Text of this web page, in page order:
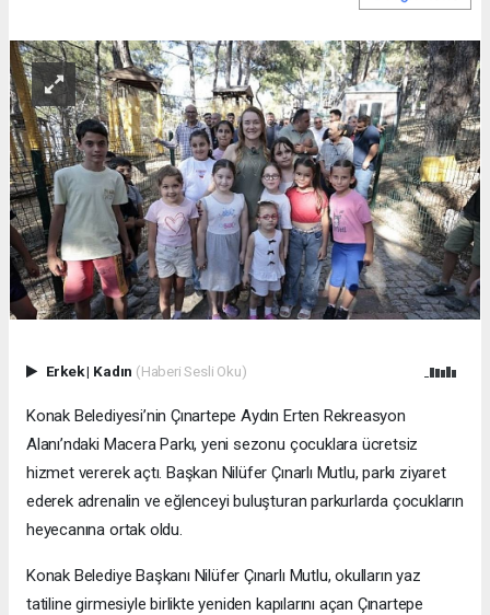
Erkek| Kadın (Haberi Sesli Oku)
Konak Belediyesi’nin Çınartepe Aydın Erten Rekreasyon
Alanı’ndaki Macera Parkı, yeni sezonu çocuklara ücretsiz
hizmet vererek açtı. Başkan Nilüfer Çınarlı Mutlu, parkı ziyaret
ederek adrenalin ve eğlenceyi buluşturan parkurlarda çocukların
heyecanına ortak oldu.
Konak Belediye Başkanı Nilüfer Çınarlı Mutlu, okulların yaz
tatiline girmesiyle birlikte yeniden kapılarını açan Çınartepe